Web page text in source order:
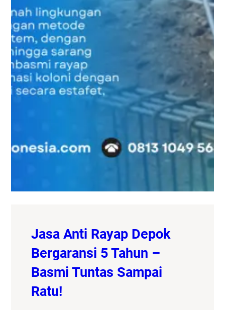
Jasa Anti Rayap Depok
Bergaransi 5 Tahun –
Basmi Tuntas Sampai
Ratu!